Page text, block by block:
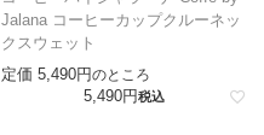
Jalana コーヒーカップクルーネッ
クスウェット
定価 5,490 のところ
5,490 税込